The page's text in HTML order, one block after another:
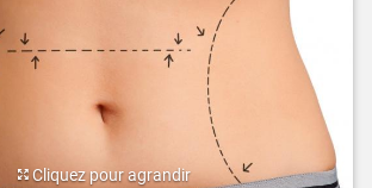
Cliquez pour agrandir